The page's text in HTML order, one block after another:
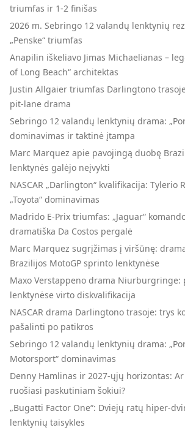
triumfas ir 1-2 finišas
2026 m. Sebringo 12 valandų lenktynių
„Penske“ triumfas
Anapilin iškeliavo Jimas Michaelianas –
of Long Beach“ architektas
Justin Allgaier triumfas Darlingtono
pit-lane drama
Sebringo 12 valandų lenktynių drama:
dominavimas ir taktinė įtampa
Marc Marquez apie pavojingą duobę
lenktynės galėjo neįvykti
NASCAR „Darlington“ kvalifikacija: Tylerio
„Toyota“ dominavimas
Madrido E-Prix triumfas: „Jaguar“
dramatiška Da Costos pergalė
Marc Marquez sugrįžimas į viršūnę:
Brazilijos MotoGP sprinto lenktynėse
Maxo Verstappeno drama Niurburgringe:
lenktynėse virto diskvalifikacija
NASCAR drama Darlingtono trasoje: trys
pašalinti po patikros
Sebringo 12 valandų lenktynių drama:
Motorsport“ dominavimas
Denny Hamlinas ir 2027-ųjų horizontas: Ar
ruošiasi paskutiniam šokiui?
„Bugatti Factor One“: Dviejų ratų hiper-
lenktynių taisykles